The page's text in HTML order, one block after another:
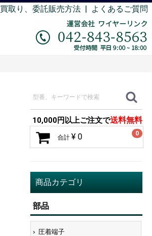
買取り、委託販売方法 | よくあるご質問
10,000円以上ご注文で送料無料
0
合計 ¥ 0
商品カテゴリ
部品
圧着端子